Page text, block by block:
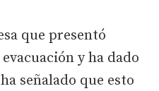
que presentó
y ha dado
señalado que esto